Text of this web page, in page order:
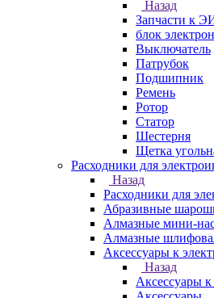
Назад
Запчасти к
блок
Выключатель
Патрубок
Подшипник
Ремень
Ротор
Статор
Шестерня
Щетка
Расходники для
Назад
Расходники для
Абразивные
Алмазные мини-
Алмазные
Аксессуары к
Назад
Аксессуары